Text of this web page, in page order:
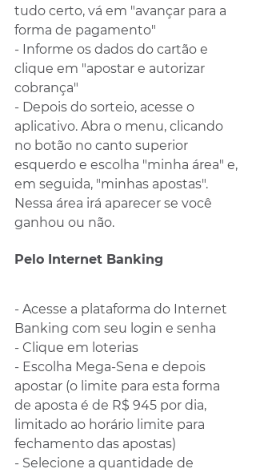
tudo certo, vá em "avançar para a
forma de pagamento"
- Informe os dados do cartão e
clique em "apostar e autorizar
cobrança"
- Depois do sorteio, acesse o
aplicativo. Abra o menu, clicando
no botão no canto superior
esquerdo e escolha "minha área" e,
em seguida, "minhas apostas".
Nessa área irá aparecer se você
ganhou ou não.
Pelo Internet Banking
- Acesse a plataforma do Internet
Banking com seu login e senha
- Clique em loterias
- Escolha Mega-Sena e depois
apostar (o limite para esta forma
de aposta é de R$ 945 por dia,
limitado ao horário limite para
fechamento das apostas)
- Selecione a quantidade de